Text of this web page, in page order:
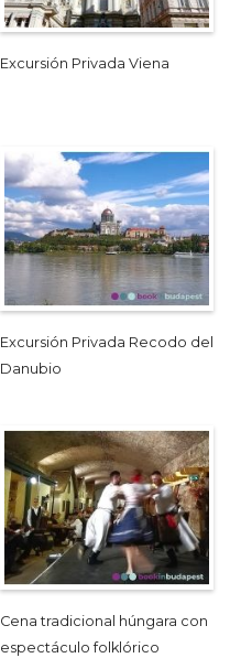
Excursión Privada Viena
Excursión Privada Recodo del
Danubio
Cena tradicional húngara con
espectáculo folklórico